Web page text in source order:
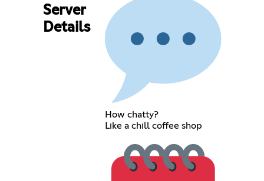
Server
Details
How chatty?
Like a chill coffee shop